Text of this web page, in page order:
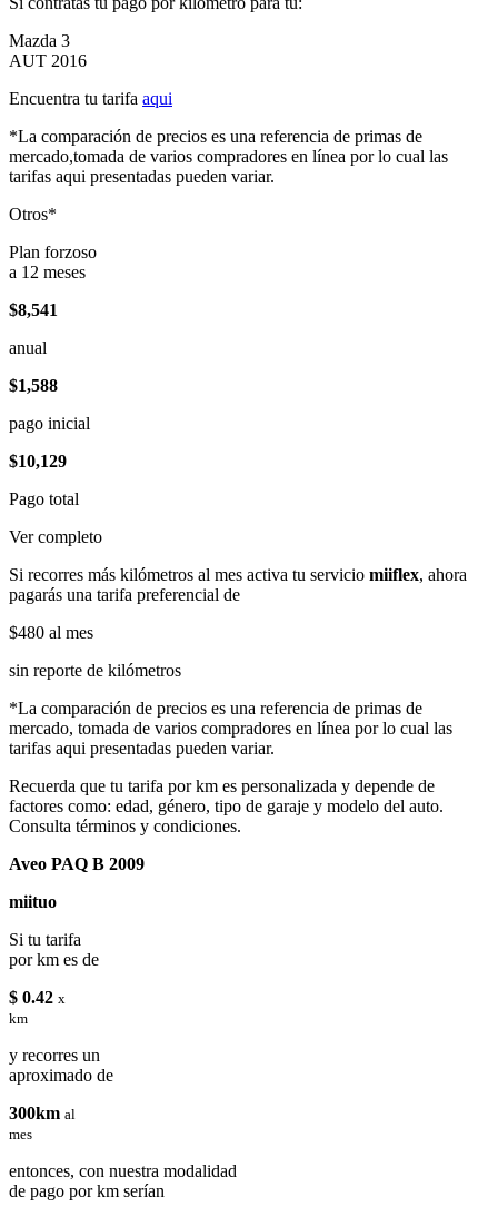
Mazda 3
AUT 2016
Encuentra tu tarifa aqui
*La comparación de precios es una referencia de primas de
mercado,tomada de varios compradores en línea por lo cual las
tarifas aqui presentadas pueden variar.
Otros*
Plan forzoso
a 12 meses
$8,541
anual
$1,588
pago inicial
$10,129
Pago total
Ver completo
Si recorres más kilómetros al mes activa tu servicio miiflex, ahora
pagarás una tarifa preferencial de
$480 al mes
sin reporte de kilómetros
*La comparación de precios es una referencia de primas de
mercado, tomada de varios compradores en línea por lo cual las
tarifas aqui presentadas pueden variar.
Recuerda que tu tarifa por km es personalizada y depende de
factores como: edad, género, tipo de garaje y modelo del auto.
Consulta términos y condiciones.
Aveo PAQ B 2009
miituo
Si tu tarifa
por km es de
$ 0.42 x
km
y recorres un
aproximado de
300km al
mes
entonces, con nuestra modalidad
de pago por km serían